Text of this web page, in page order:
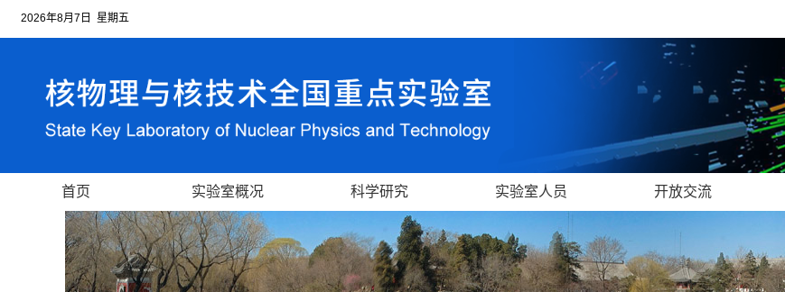
2026年8月7日 星期五
首页 实验室概况 科学研究 实验室人员 开放交流